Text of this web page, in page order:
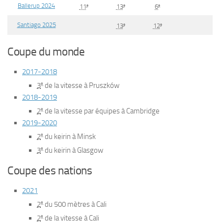
Ballerup 2024 11e 13e 6e
Santiago 2025 13e 12e
Coupe du monde
2017-2018
3e de la vitesse à Pruszków
2018-2019
2e de la vitesse par équipes à Cambridge
2019-2020
2e du keirin à Minsk
3e du keirin à Glasgow
Coupe des nations
2021
2e du 500 mètres à Cali
2e de la vitesse à Cali